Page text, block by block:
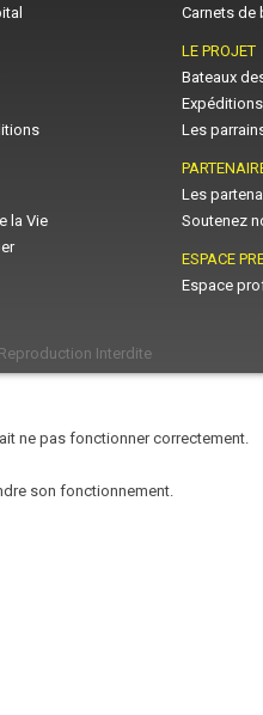
la Vie
Carnets de
LE PROJET
Bateaux
Les
Les
Soutenez
ESPACE
Espace
Interdite
ne pas fonctionner correctement.
son fonctionnement.